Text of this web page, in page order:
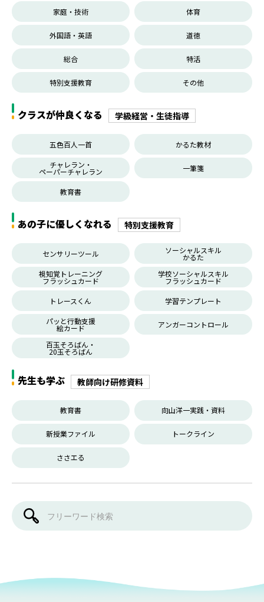
家庭・技術 体育
外国語・英語 道徳
総合 特活
特別支援教育 その他
クラスが仲良くなる 学級経営・生徒指導
五色百人一首
かるた教材
チャレラン・
ペーパーチャレラン 一筆箋
教育書
あの子に優しくなれる 特別支援教育
センサリーツール ソーシャルスキル
かるた
視知覚トレーニング
フラッシュカード
学校ソーシャルスキル
フラッシュカード
トレースくん
学習テンプレート
パッと行動支援
絵カード
アンガーコントロール
百玉そろばん・
20玉そろばん
先生も学ぶ 教師向け研修資料
教育書 向山洋一実践・資料
新授業ファイル トークライン
ささエる